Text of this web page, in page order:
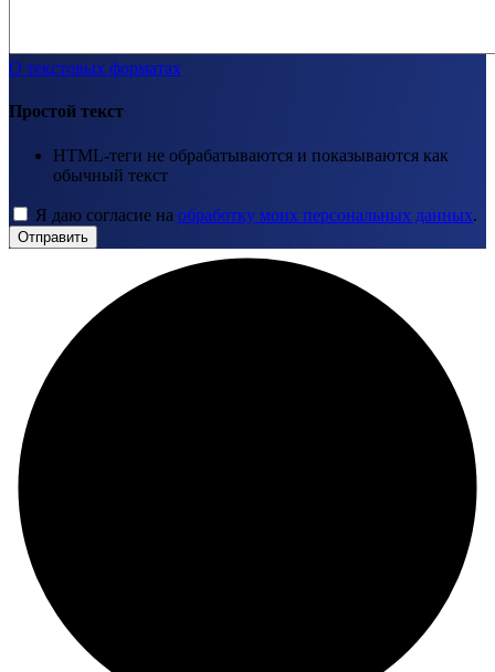
О текстовых форматах
Простой текст
HTML-теги не обрабатываются и показываются как
обычный текст
Я даю согласие на обработку моих персональных данных.
Отправить